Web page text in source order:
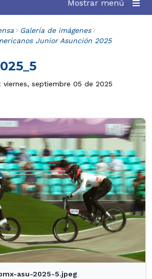
Mostrar menú
Galería de imágenes
Junior Asunción 2025
septiembre 05 de 2025
asu-2025-5.jpeg